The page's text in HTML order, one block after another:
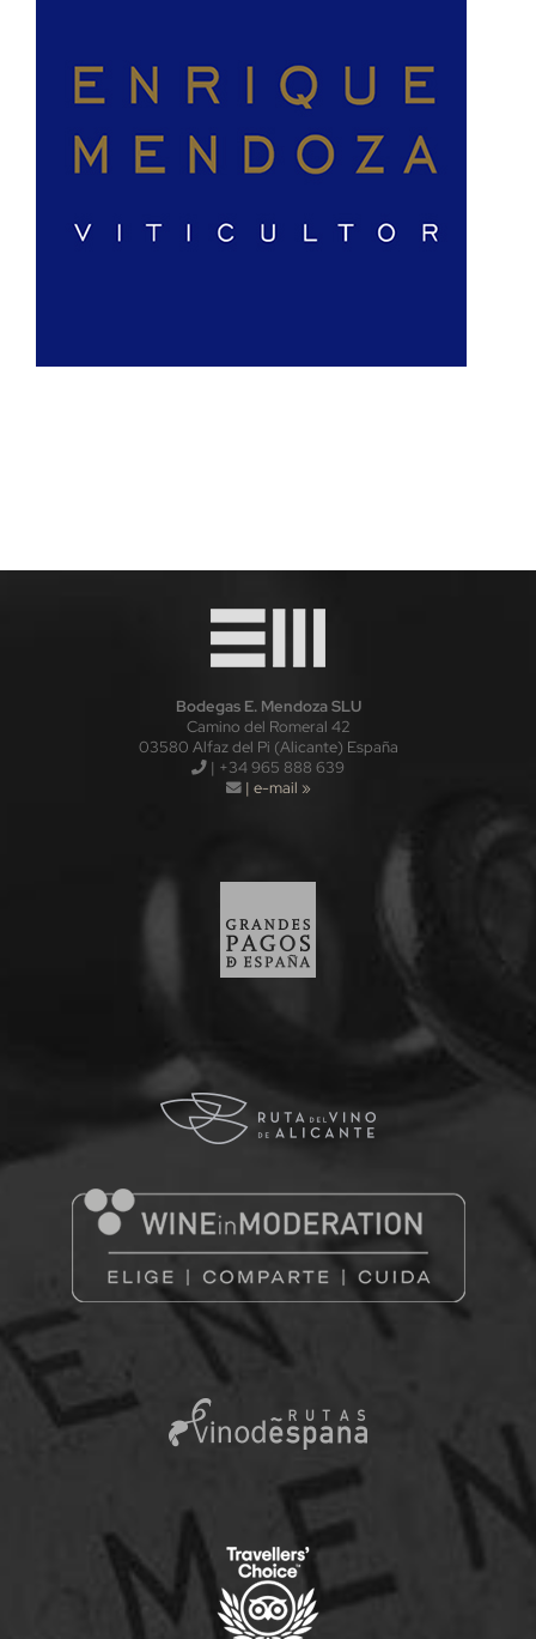
Bodegas E. Mendoza SLU
Camino del Romeral 42
03580 Alfaz del Pi (Alicante) España
| +34 965 888 639
| e-mail »